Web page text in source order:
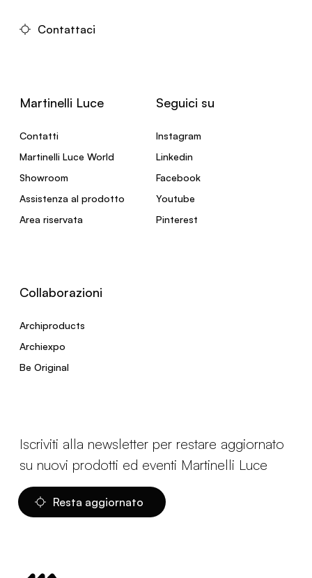
Contattaci
Martinelli Luce
Contatti
Martinelli Luce World
Showroom
Assistenza al prodotto
Area riservata
Seguici su
Instagram
Linkedin
Facebook
Youtube
Pinterest
Collaborazioni
Archiproducts
Archiexpo
Be Original
Iscriviti alla newsletter per restare aggiornato
su nuovi prodotti ed eventi Martinelli Luce
Resta aggiornato